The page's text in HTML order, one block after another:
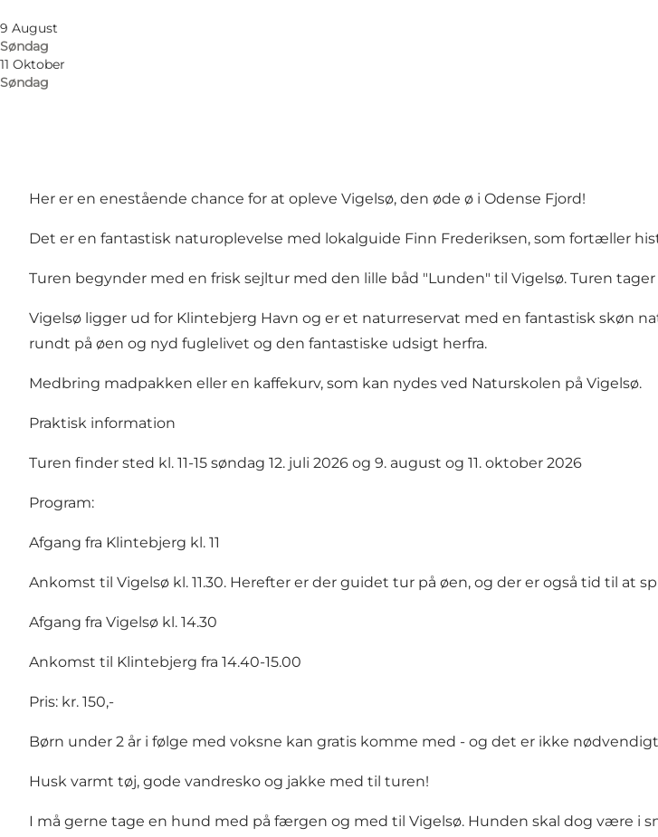
9 August
Søndag
11 Oktober
Søndag
Her er en enestående chance for at opleve Vigelsø, den øde ø i Odense Fjord!
Det er en fantastisk naturoplevelse med lokalguide Finn Frederiksen, som fortæller
Turen begynder med en frisk sejltur med den lille båd "Lunden" til Vigelsø. Turen
Vigelsø ligger ud for Klintebjerg Havn og er et naturreservat med en fantastisk skøn
rundt på øen og nyd fuglelivet og den fantastiske udsigt herfra.
Medbring madpakken eller en kaffekurv, som kan nydes ved Naturskolen på Vigelsø.
Praktisk information
Turen finder sted kl. 11-15 søndag 12. juli 2026 og 9. august og 11. oktober 2026
Program:
Afgang fra Klintebjerg kl. 11
Ankomst til Vigelsø kl. 11.30. Herefter er der guidet tur på øen, og der er også tid til at
Afgang fra Vigelsø kl. 14.30
Ankomst til Klintebjerg fra 14.40-15.00
Pris: kr. 150,-
Børn under 2 år i følge med voksne kan gratis komme med - og det er ikke
Husk varmt tøj, gode vandresko og jakke med til turen!
I må gerne tage en hund med på færgen og med til Vigelsø. Hunden skal dog være i